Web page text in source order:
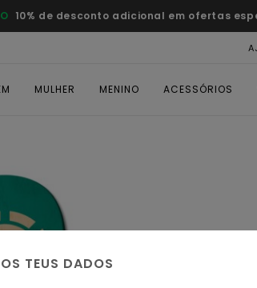
10% de desconto adicional em ofertas
MULHER MENINO ACESSÓRIOS
TEUS DADOS